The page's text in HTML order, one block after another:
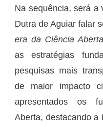
Na sequência, será a
Dutra de Aguiar falar
era da Ciência Aberta
as estratégias
pesquisas mais
de maior impacto
apresentados os
Aberta, destacando a